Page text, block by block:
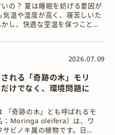
の？ 夏は睡眠を妨げる要因が
温や湿度が高く、寝苦しいた
し、快適な室温を保つことは
2026.07.09
れる「奇跡の木」モリ
けでなく、環境問題に
「奇跡の木」とも呼ばれるモ
：Moringa oleifera）は、ワ
ビノキ属の植物です。日本